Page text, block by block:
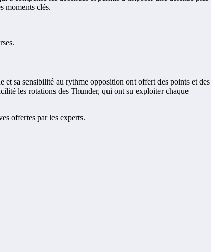
moments clés.
et sa sensibilité au rythme opposition ont offert des points et des
les rotations des Thunder, qui ont su exploiter chaque
offertes par les experts.